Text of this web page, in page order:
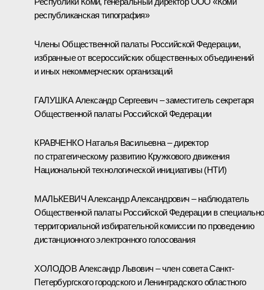
республиканская типография»
Члены Общественной палаты Российской Федерации,
избранные от всероссийских общественных объединений
и иных некоммерческих организаций
ГАЛУШКА Александр Сергеевич – заместитель секретаря
Общественной палаты Российской Федерации
КРАВЧЕНКО Наталья Васильевна – директор
по стратегическому развитию Кружкового движения
Национальной технологической инициативы (НТИ)
МАЛЬКЕВИЧ Александр Александрович – наблюдатель
Общественной палаты Российской Федерации в
территориальной избирательной комиссии по проведению
дистанционного электронного голосования
ХОЛОДОВ Александр Львович – член совета Санкт-
Петербургского городского и Ленинградского областного